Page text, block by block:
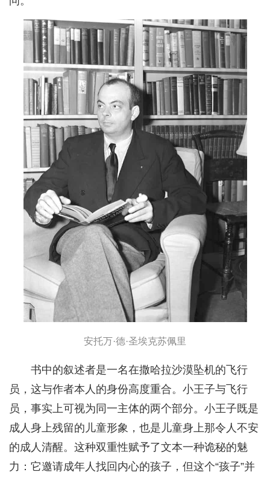
安托万·德·圣埃克苏佩里
书中的叙述者是一名在撒哈拉沙漠坠机的飞行
员，这与作者本人的身份高度重合。小王子与飞行
员，事实上可视为同一主体的两个部分。小王子既是
成人身上残留的儿童形象，也是儿童身上那令人不安
的成人清醒。这种双重性赋予了文本一种诡秘的魅
力：它邀请成年人找回内心的孩子，但这个“孩子”并